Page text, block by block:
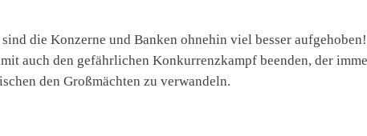
die Konzerne und Banken ohnehin viel besser
auch den gefährlichen Konkurrenzkampf beenden, der
den Großmächten zu verwandeln.